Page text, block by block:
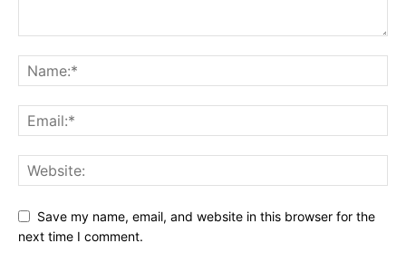
Save my name, email, and website in this browser for the
next time I comment.